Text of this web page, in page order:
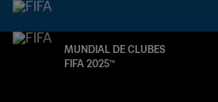
MUNDIAL DE CLUBES
FIFA 2025™